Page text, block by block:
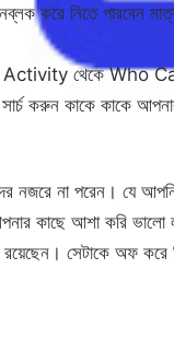
করে নিতে পারবেন
See Activity থেকে
কাকে কাকে আপনার
নজরে না পরেন। যে
কাছে আশা করি ভালো
সেটাকে অফ করে